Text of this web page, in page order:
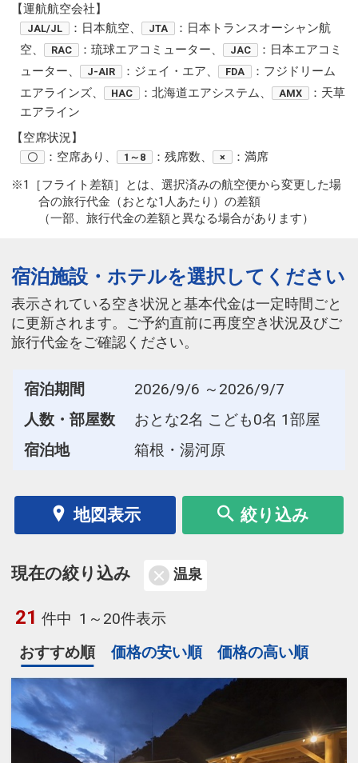
【運航航空会社】
JAL/JL ：日本航空、 JTA
：日本トランスオーシャン航
空、
RAC ：琉球エアコミューター、 JAC
：日本エアコミ
ューター、
J-AIR ：ジェイ・エア、 FDA
：フジドリーム
エアラインズ、
HAC ：北海道エアシステム、 AMX
：天草
エアライン
【空席状況】
〇 ：空席あり、 1～8 ：残席数、 ×
：満席
※1［フライト差額］とは、選択済みの航空便から変更した場
合の旅行代金（おとな1人あたり）の差額
（一部、旅行代金の差額と異なる場合があります）
宿泊施設・ホテルを選択してください
表示されている空き状況と基本代金は一定時間ごと
に更新されます。ご予約直前に再度空き状況及びご
旅行代金をご確認ください。
宿泊期間
2026/9/6 ～2026/9/7
人数・部屋数
おとな2名 こども0名 1部屋
宿泊地
箱根・湯河原
地図表示 絞り込み
現在の絞り込み 温泉
21 件中 1～20件表示
おすすめ順
価格の安い順 価格の高い順